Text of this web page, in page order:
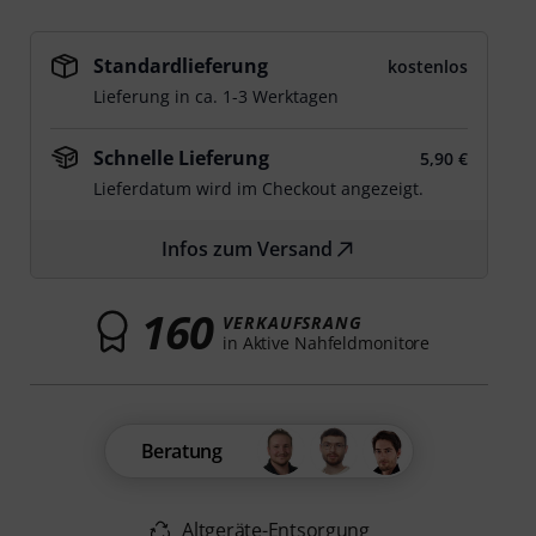
Standardlieferung
kostenlos
Lieferung in ca. 1-3 Werktagen
Schnelle Lieferung
5,90 €
Lieferdatum wird im Checkout angezeigt.
Infos zum Versand
160 VERKAUFSRANG
in Aktive Nahfeldmonitore
Beratung
Altgeräte-Entsorgung